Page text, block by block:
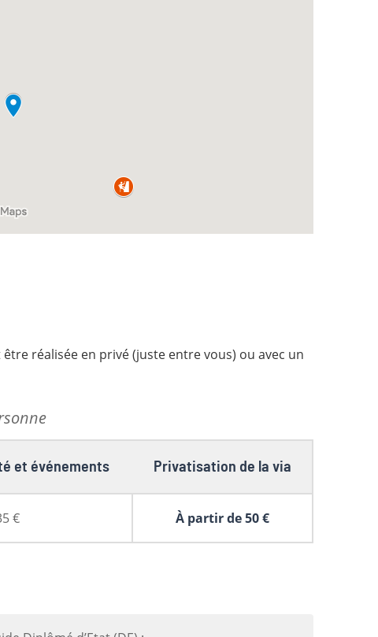
réalisée en privé (juste entre vous) ou avec un
et événements Privatisation de la via
€ À partir de 50 €